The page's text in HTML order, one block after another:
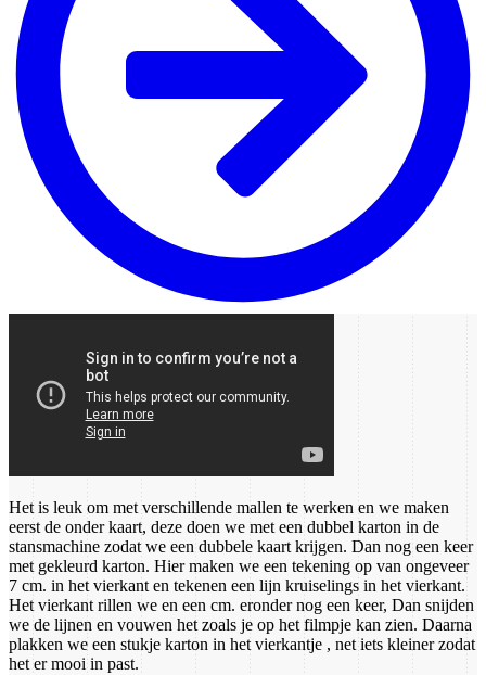
Het is leuk om met verschillende mallen te werken en we maken
eerst de onder kaart, deze doen we met een dubbel karton in de
stansmachine zodat we een dubbele kaart krijgen. Dan nog een keer
met gekleurd karton. Hier maken we een tekening op van ongeveer
7 cm. in het vierkant en tekenen een lijn kruiselings in het vierkant.
Het vierkant rillen we en een cm. eronder nog een keer, Dan snijden
we de lijnen en vouwen het zoals je op het filmpje kan zien. Daarna
plakken we een stukje karton in het vierkantje , net iets kleiner zodat
het er mooi in past.